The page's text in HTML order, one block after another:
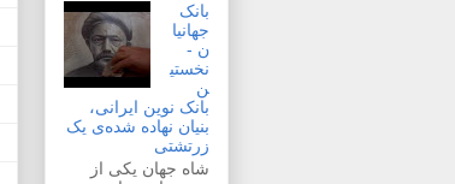
بانک
جهانیا
ن -
نخستی
ن
بانک نوین ایرانی،
بنیان نهاده شده‌ی یک
زرتشتی
شاه جهان یکی از